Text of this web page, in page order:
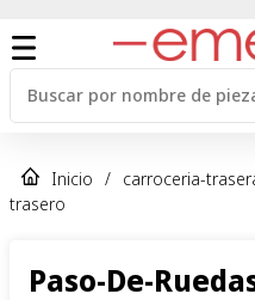
Inicio / carroceria-
trasero
Paso-De-